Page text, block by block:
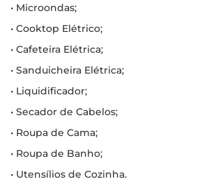
• Microondas;
• Cooktop Elétrico;
• Cafeteira Elétrica;
• Sanduicheira Elétrica;
• Liquidificador;
• Secador de Cabelos;
• Roupa de Cama;
• Roupa de Banho;
• Utensílios de Cozinha.